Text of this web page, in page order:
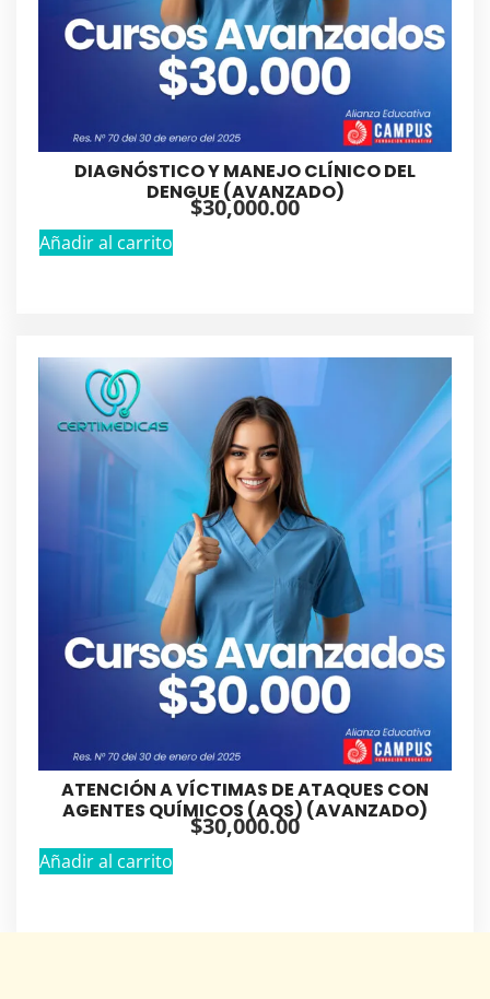
DIAGNÓSTICO Y MANEJO CLÍNICO DEL
DENGUE (AVANZADO)
$30,000.00
Añadir al carrito
ATENCIÓN A VÍCTIMAS DE ATAQUES CON
AGENTES QUÍMICOS (AQS) (AVANZADO)
$30,000.00
Añadir al carrito